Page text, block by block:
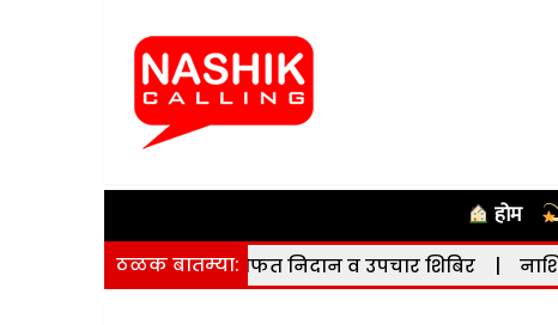
होम
ठळक बातम्या:
हृदयविकार मोफत निदान व उपचार शिबिर | नाशिक पूर्व